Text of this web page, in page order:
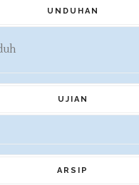
UNDUHAN
UJIAN
ARSIP